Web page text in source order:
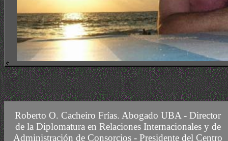
Roberto O. Cacheiro Frías. Abogado UBA - Director
de la Diplomatura en Relaciones Internacionales y de
Administración de Consorcios - Presidente del Centro